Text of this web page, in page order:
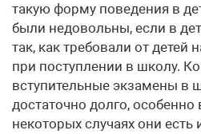
такую форму поведения в
были недовольны, если в
так, как требовали от детей
при поступлении в школу.
вступительные экзамены в
достаточно долго, особенно
некоторых случаях они есть